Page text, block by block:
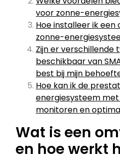
voor zonne-
Hoe installeer ik een
zonne-
Zijn er verschillende
beschikbaar van
best bij mijn
Hoe kan ik de
energiesysteem
monitoren en
Wat is een
en hoe werkt